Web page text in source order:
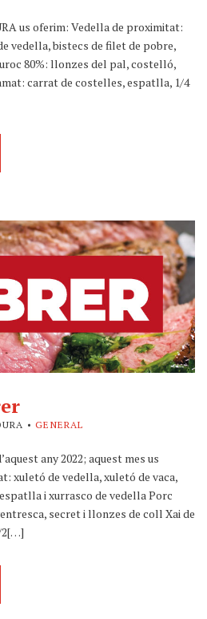
us oferim: Vedella de proximitat:
vedella, bistecs de filet de pobre,
80%: llonzes del pal, costelló,
carrat de costelles, espatlla, 1/4
•GENERAL
any 2022; aquest mes us
xuletó de vedella, xuletó de vaca,
i xurrasco de vedella Porc
secret i llonzes de coll Xai de
2[…]